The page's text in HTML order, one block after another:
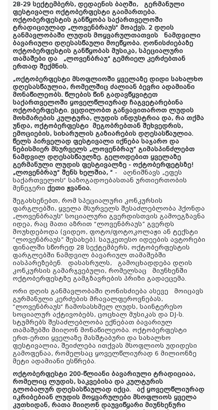
28-29 სექტემბერს, დედაენის ბაღში,
გერმანული
ფესტივალი ოქტობერფესტი გაიმართება.
ოქტობერფესტის განწყობა საქართველოში
ტრადიციულად „ლოვენბრაუს“ მოაქვს. 2 დღის
განმავლობაში ლუდის მოყვარულთათვის
ნამდვილი
ბავარიული დღესასწაული მოეწყობა. ღონისძიებაზე
ოქტობერფესტის განწყობას მუსიკა, სპეციალური
თამაშები და
„ლოვენბრაუ“ გემრიელ კერძებთან
ერთად შექმნის.
„ოქტობერფესტი მსოფლიოში ყველაზე დიდი სახალხო
დღესასწაულია, რომელშიც ძალიან ბევრი ადამიანი
მონაწილეობს. წლების წინ გადავწყვიტეთ
საქართველოში ყოველწლიურად ჩაგვეტარებინა
ოქტობერფესტი. ვცდილობთ განვავითაროთ ლუდის
მოხმარების კულტურა, ლუდის ინდუსტრია და, რა თქმა
უნდა, ოქტობერფესტი მეგობრებთან შეხვედრის,
ემოციების, სიხარულის გაზიარების დღესასწაულია.
წელს პირველად ფესტივალი იქნება საჯარო და
ნებისმიერ მსურველს „ლოვენბრაუ“ გიმასპინძლებთ
ნამდვილ დღესასწაულზე. გელოდებით ყველაზე
გერმანული ლუდის ფესტივალზე - ოქტობერფეტსზე!
„ლოვენბრაუ“ შენს ხელშია, “ -
აღნიშნავს „ეფეს
საქართველოს“ საზოგადოებასთან ურთიერთობის
მენეჯერი ქეთი ჟვანია.
შეგახსენებთ, რომ სპეციალური კონკურსის
ფარგლებში, ყველა მსურველს შესაძლებლობა ჰქონდა
„ლოვენბრაუს“ სოციალური გვერდისთვის გამოეგზავნა
იდეა, რაც მათი აზრით “ლოვენბრაუს” გვერდს
მოუხდებოდა (ვიდეო, ფოტო/ფოტოკოლაჟი ან ტექსტი
“ლოვენბრაუს” შესახებ). საუკეთესო იდეების ავტორები
ფინალში სწორედ 28 სექტემბერს, ოქტობერფესტის
ფარგლებში ნამდვილ ბავარიულ თამაშებში
იასპარეზებენ
დასასრულს, გამოცხადდება დღის
კონკურსის გამარჯვებული, რომელსაც
მიუნხენში
ოქტობერფესტზე გამგზავრების პრიზი გადაეცემა.
ორი დღის განმავლობაში ღონისძიება ასევე
მოიცავს
გურმანული კერძების მრავალფეროვნებას,
“ლოვენბრაუს“ ჩამოსასხმელ ლუდს, საინტერესო
სოციალურ აქტივობებს, ცოცხალ მუსიკას და DJ-ს.
სტუმრებს შესაძლებლობა ექნებათ ბავარიულ
თამაშებში მიიღონ მონაწილეობა. ოქტობერფესტი
ერთ-ერთი ყველაზე მასშტაბური და სახალხო
ფესტივალია, შეიძლება ითქვას მსოფლიოს უდიდესი
გამოფენაა, რომელსაც ყოველწლიურად 6 მილიონზე
მეტი ადამიანი ესწრება.
ოქტობერფესტი 200-წლიანი ბავარიული ტრადიციაა,
რომელიც ლუდის, საკვებისა და კულტურის
გლობალურ დღესასწაულად იქცა.
აქ ყოველწლიურად
იკრიბებიან ლუდის მოყვარულები მსოფლიოს ყველა
კუთხიდან, რათა მიიღონ დაუვიწყარი მიუნხენური